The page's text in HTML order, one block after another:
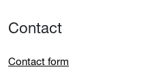
Contact
Contact form